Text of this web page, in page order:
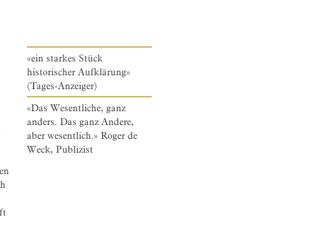
«ein starkes Stück
historischer Aufklärung»
(Tages-Anzeiger)
«Das Wesentliche, ganz
anders. Das ganz Andere,
aber wesentlich.» Roger de
Weck, Publizist